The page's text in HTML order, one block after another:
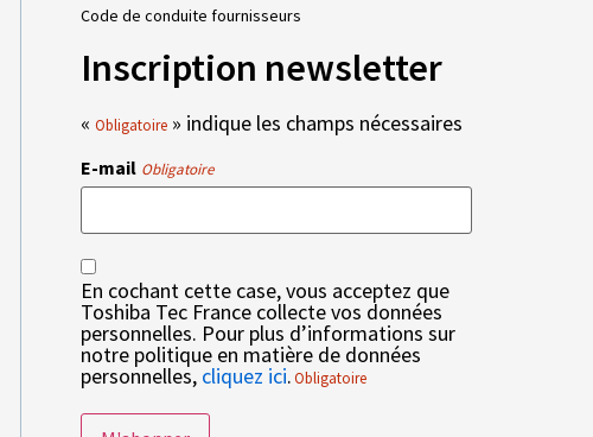
Code de conduite fournisseurs
Inscription newsletter
«Obligatoire » indique les champs nécessaires
E-mail Obligatoire
RGPD
Obligatoire
En cochant cette case, vous acceptez que
Toshiba Tec France collecte vos données
personnelles. Pour plus d’informations sur
notre politique en matière de données
personnelles, cliquez ici.Obligatoire